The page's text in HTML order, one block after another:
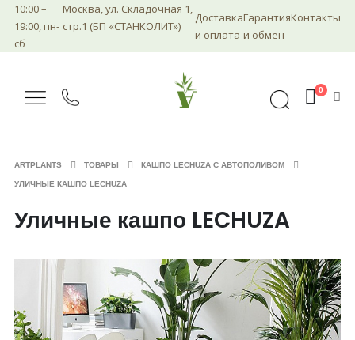
10:00 –
19:00, пн-
сб
Москва, ул. Складочная 1,
стр.1 (БП «СТАНКОЛИТ»)
Доставка
и оплата
Гарантия
и обмен
Контакты
0
ARTPLANTS ТОВАРЫ КАШПО LECHUZA С АВТОПОЛИВОМ
УЛИЧНЫЕ КАШПО LECHUZA
Уличные кашпо LECHUZA